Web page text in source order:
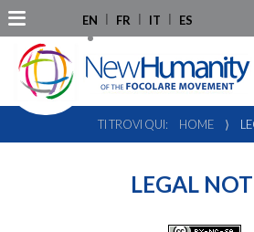
EN FR IT ES
TI TROVI QUI: HOME ⟩
LEGAL